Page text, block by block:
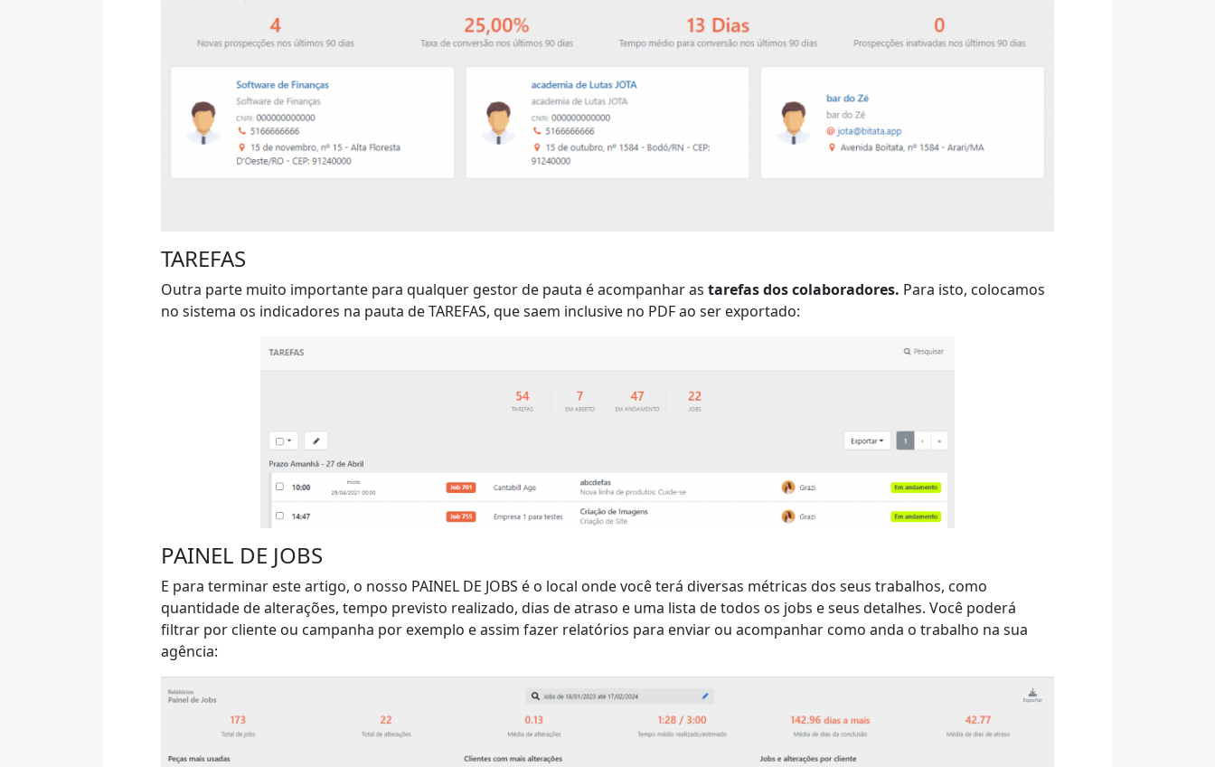
TAREFAS
Outra parte muito importante para qualquer gestor de pauta é acompanhar as tarefas dos colaboradores. Para isto, colocamos
no sistema os indicadores na pauta de TAREFAS, que saem inclusive no PDF ao ser exportado:
PAINEL DE JOBS
E para terminar este artigo, o nosso PAINEL DE JOBS é o local onde você terá diversas métricas dos seus trabalhos, como
quantidade de alterações, tempo previsto realizado, dias de atraso e uma lista de todos os jobs e seus detalhes. Você poderá
filtrar por cliente ou campanha por exemplo e assim fazer relatórios para enviar ou acompanhar como anda o trabalho na sua
agência: